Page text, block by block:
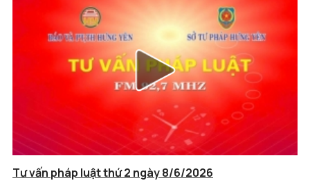
Tư vấn pháp luật thứ 2 ngày 8/6/2026